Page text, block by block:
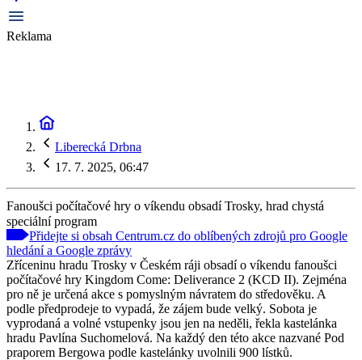
Reklama
Liberecká Drbna
17. 7. 2025, 06:47
Fanoušci počítačové hry o víkendu obsadí Trosky, hrad chystá
speciální program
Přidejte si obsah Centrum.cz do oblíbených zdrojů pro Google
hledání a Google zprávy
Zříceninu hradu Trosky v Českém ráji obsadí o víkendu fanoušci
počítačové hry Kingdom Come: Deliverance 2 (KCD II). Zejména
pro ně je určená akce s pomyslným návratem do středověku. A
podle předprodeje to vypadá, že zájem bude velký. Sobota je
vyprodaná a volné vstupenky jsou jen na neděli, řekla kastelánka
hradu Pavlína Suchomelová. Na každý den této akce nazvané Pod
praporem Bergowa podle kastelánky uvolnili 900 lístků.